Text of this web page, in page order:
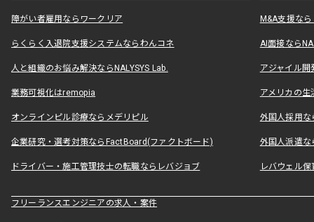
障がい者雇用ならワークリア M&A支援な
らくらく入退院支援システムならわんコネ AI面接なら
人と組織のお悩み解決ならNALYSYS Lab. アジャイル
業務可視化はremopia アメリカの
オンラインピル診療ならメデリピル 外国人採用
企業研究・選考対策ならFactBoard(ファクトボード) 外国人派遣な
ドライバー・施工管理技士の転職ならレバジョブ レバウェル
フリーランスエンジニアの求人・案件